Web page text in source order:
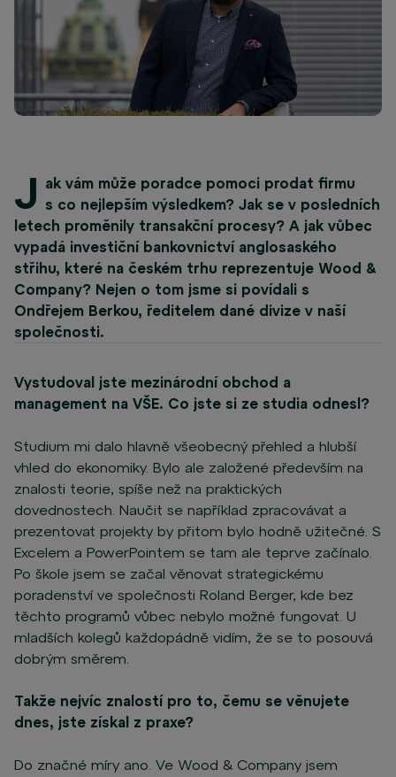
J
ak vám může poradce pomoci prodat firmu
s co nejlepším výsledkem? Jak se v posledních
letech proměnily transakční procesy? A jak vůbec
vypadá investiční bankovnictví anglosaského
střihu, které na českém trhu reprezentuje Wood &
Company? Nejen o tom jsme si povídali s
Ondřejem Berkou, ředitelem dané divize v naší
společnosti.
Vystudoval jste mezinárodní obchod a
management na VŠE. Co jste si ze studia odnesl?
Studium mi dalo hlavně všeobecný přehled a hlubší
vhled do ekonomiky. Bylo ale založené především na
znalosti teorie, spíše než na praktických
dovednostech. Naučit se například zpracovávat a
prezentovat projekty by přitom bylo hodně užitečné. S
Excelem a PowerPointem se tam ale teprve začínalo.
Po škole jsem se začal věnovat strategickému
poradenství ve společnosti Roland Berger, kde bez
těchto programů vůbec nebylo možné fungovat. U
mladších kolegů každopádně vidím, že se to posouvá
dobrým směrem.
Takže nejvíc znalostí pro to, čemu se věnujete
dnes, jste získal z praxe?
Do značné míry ano. Ve Wood & Company jsem